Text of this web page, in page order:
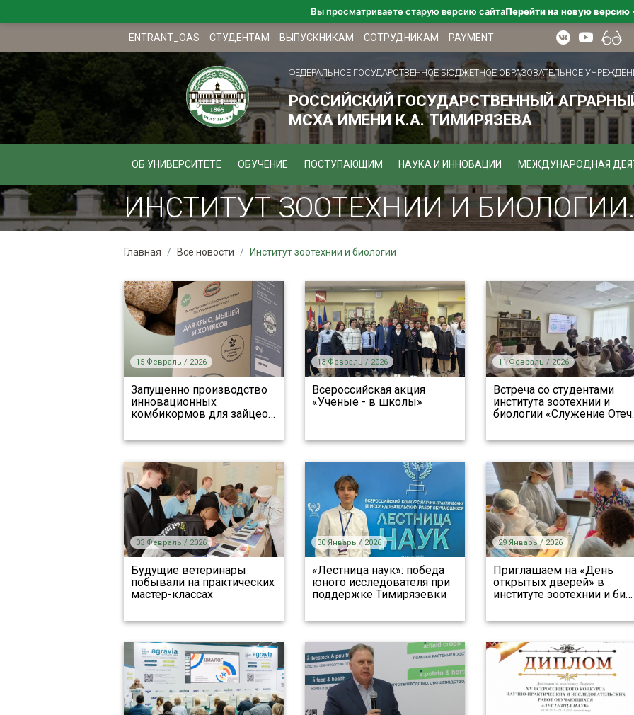
ENTRANT_OAS СТУДЕНТАМ ВЫПУСКНИКАМ СОТРУДНИКАМ PAYMENT
ФЕДЕРАЛЬНОЕ ГОСУДАРСТВЕННОЕ БЮДЖЕТНОЕ ОБРАЗОВАТЕЛЬНОЕ
РОССИЙСКИЙ ГОСУДАРСТВЕННЫЙ
МСХА ИМЕНИ К.А. ТИМИРЯЗЕВА
ОБ УНИВЕРСИТЕТЕ ОБУЧЕНИЕ ПОСТУПАЮЩИМ НАУКА И ИННОВАЦИИ МЕЖДУНАРОДНАЯ
ИНСТИТУТ ЗООТЕХНИИ И
Главная Все новости Институт зоотехнии и биологии
15 Февраль / 2026
Запущенно производство
инновационных
комбикормов для зайцео…
13 Февраль / 2026
Всероссийская акция
«Ученые - в школы»
11 Февраль / 2026
Встреча со студентами
института зоотехнии и
биологии «Служение Отеч
03 Февраль / 2026
Будущие ветеринары
побывали на практических
мастер-классах
30 Январь / 2026
«Лестница наук»: победа
юного исследователя при
поддержке Тимирязевки
29 Январь / 2026
Приглашаем на «День
открытых дверей» в
институте зоотехнии и би…
Вы просматриваете старую версию сайтаПерейти на новую версию